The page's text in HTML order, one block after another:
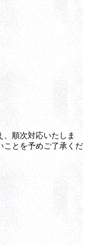
順次対応いたしま
ことを予めご了承くだ